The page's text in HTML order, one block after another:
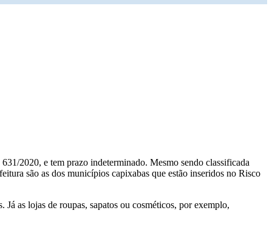
2020, e tem prazo indeterminado. Mesmo sendo classificada
são as dos municípios capixabas que estão inseridos no Risco
as lojas de roupas, sapatos ou cosméticos, por exemplo,